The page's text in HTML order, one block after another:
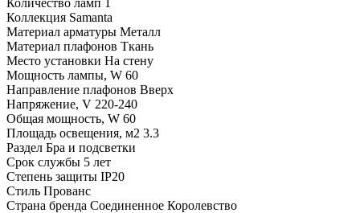
Количество ламп 1
Коллекция Samanta
Материал арматуры Металл
Материал плафонов Ткань
Место установки На стену
Мощность лампы, W 60
Направление плафонов Вверх
Напряжение, V 220-240
Общая мощность, W 60
Площадь освещения, м2 3.3
Раздел Бра и подсветки
Срок службы 5 лет
Степень защиты IP20
Стиль Прованс
Страна бренда Соединенное Королевство